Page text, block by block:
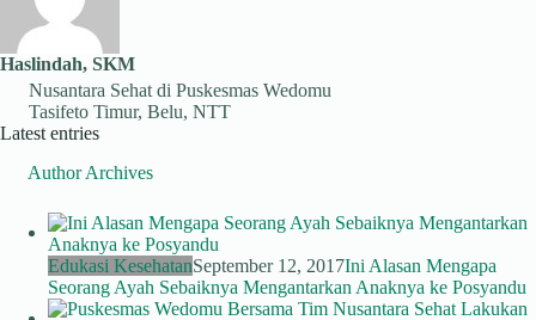
Haslindah, SKM
Nusantara Sehat di Puskesmas Wedomu
Tasifeto Timur, Belu, NTT
Latest entries
Author Archives
Edukasi KesehatanSeptember 12, 2017Ini Alasan Mengapa
Seorang Ayah Sebaiknya Mengantarkan Anaknya ke Posyandu